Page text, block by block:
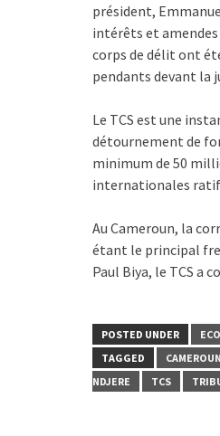
président,
intérêts et amendes
corps de délit ont
pendants devant la
Le TCS est une
détournement de
minimum de 50
internationales
Au Cameroun, la
étant le principal
Paul Biya, le TCS a
POSTED UNDER
TAGGED
CAMEROUN
NDJERE
TCS